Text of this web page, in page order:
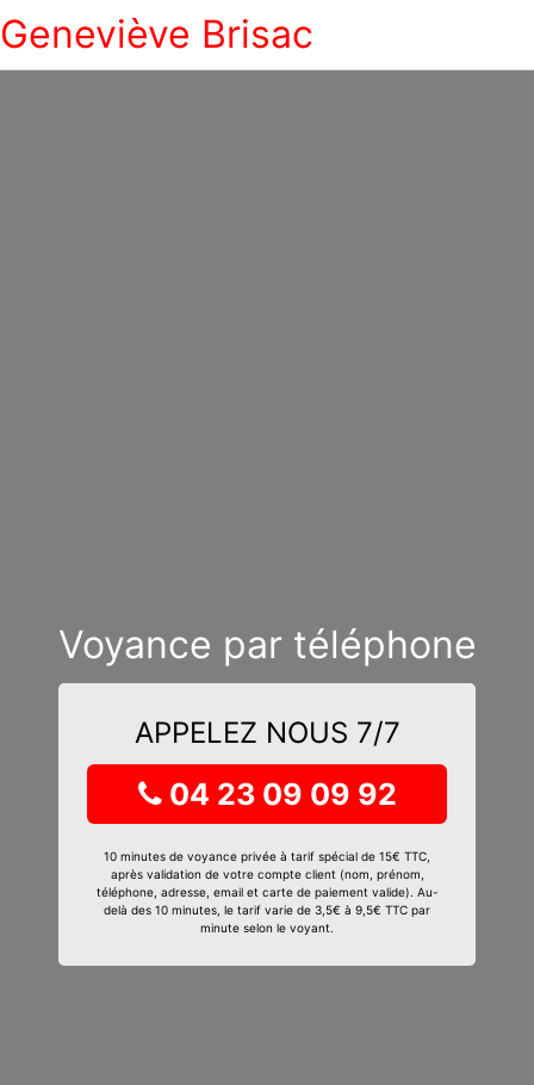
Geneviève Brisac
Voyance par téléphone
APPELEZ NOUS 7/7
04 23 09 09 92
10 minutes de voyance privée à tarif spécial de 15€ TTC,
après validation de votre compte client (nom, prénom,
téléphone, adresse, email et carte de paiement valide). Au-
delà des 10 minutes, le tarif varie de 3,5€ à 9,5€ TTC par
minute selon le voyant.